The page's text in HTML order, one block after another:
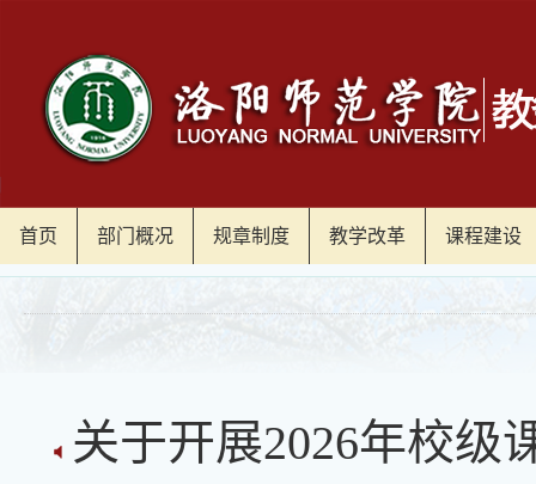
首页 部门概况 规章制度 教学改革 课程建设
关于开展2026年校级